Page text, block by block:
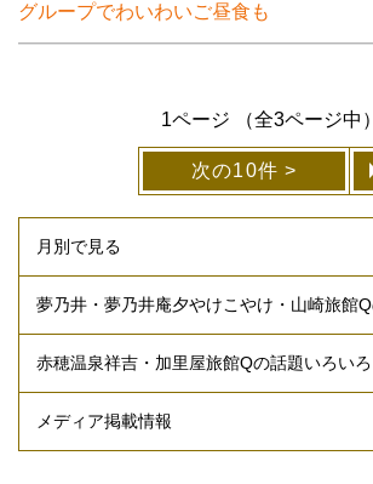
グループでわいわいご昼食も
1ページ （全3ページ中）
次の10件